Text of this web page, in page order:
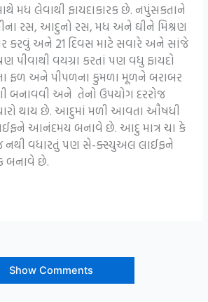
મધ લેવાથી ફાયદાકારક છે. નપુંસકતાને
રસ, આદુનો રસ, મધ અને ઘીને મિશ્રણ
કરવું અને 21 દિવસ માટે સવારે અને સાંજે
પીવાથી વયગ્રા કરતાં પણ વધુ ફાયદો
ફળ અને પીપળના કુમળા મૂળને બરાબર
બનાવવી અને તેનો ઉપયોગ દરરોજ
થાય છે. આદુમાં મળી આવતા ઔષધી
આનંદમય બનાવે છે. આદુ માત્ર ચા કે
નથી વધારતું પણ સે-ક્સ્યુઅલ લાઈફને
બનાવે છે.
Show Comments